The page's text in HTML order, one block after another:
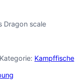
Dragon scale
Kategorie: Kampffische